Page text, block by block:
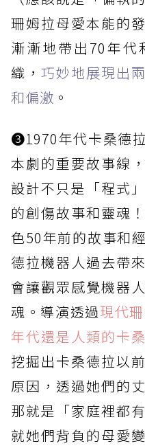
珊姆拉母愛本能的
漸漸地帶出70年代
織， 巧妙地展現出
和偏激 。
➌1970年代卡桑德
本劇的重要故事線
設計不只是「程式
的創傷故事和靈魂
色50年前的故事和
德拉機器人過去帶
會讓觀眾感覺機器
魂。導演透過現代
年代還是人類的卡
挖掘出卡桑德拉以
原因，透過她們的
那就是「家庭裡都
就她們背負的母愛